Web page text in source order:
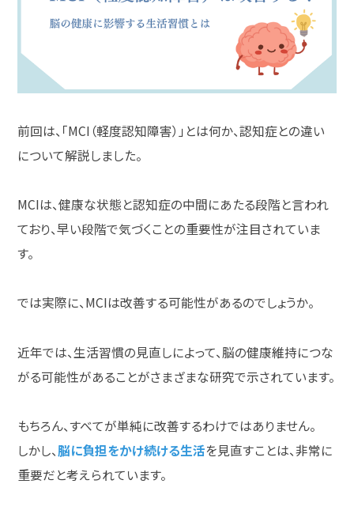
前回は、「MCI （軽度認知障害）」とは何か、認知症との違い
について解説しました。
MCIは、健康な状態と認知症の中間にあたる段階と言われ
ており、早い段階で気づくことの重要性が注目されていま
す。
では実際に、MCIは改善する可能性があるのでしょうか。
近年では、生活習慣の見直しによって、脳の健康維持につな
がる可能性があることがさまざまな研究で示されています。
もちろん、すべてが単純に改善するわけではありません。
しかし、脳に負担をかけ続ける生活を見直すことは、非常に
重要だと考えられています。